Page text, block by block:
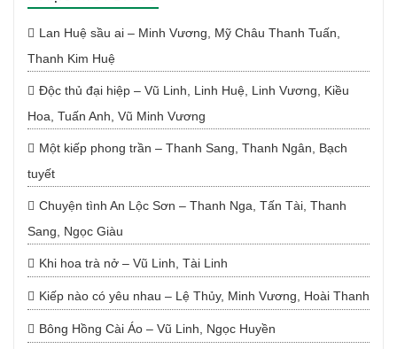
Lan Huệ sầu ai – Minh Vương, Mỹ Châu Thanh Tuấn,
Thanh Kim Huệ
Độc thủ đại hiệp – Vũ Linh, Linh Huệ, Linh Vương, Kiều
Hoa, Tuấn Anh, Vũ Minh Vương
Một kiếp phong trần – Thanh Sang, Thanh Ngân, Bạch
tuyết
Chuyện tình An Lộc Sơn – Thanh Nga, Tấn Tài, Thanh
Sang, Ngọc Giàu
Khi hoa trà nở – Vũ Linh, Tài Linh
Kiếp nào có yêu nhau – Lệ Thủy, Minh Vương, Hoài Thanh
Bông Hồng Cài Áo – Vũ Linh, Ngọc Huyền